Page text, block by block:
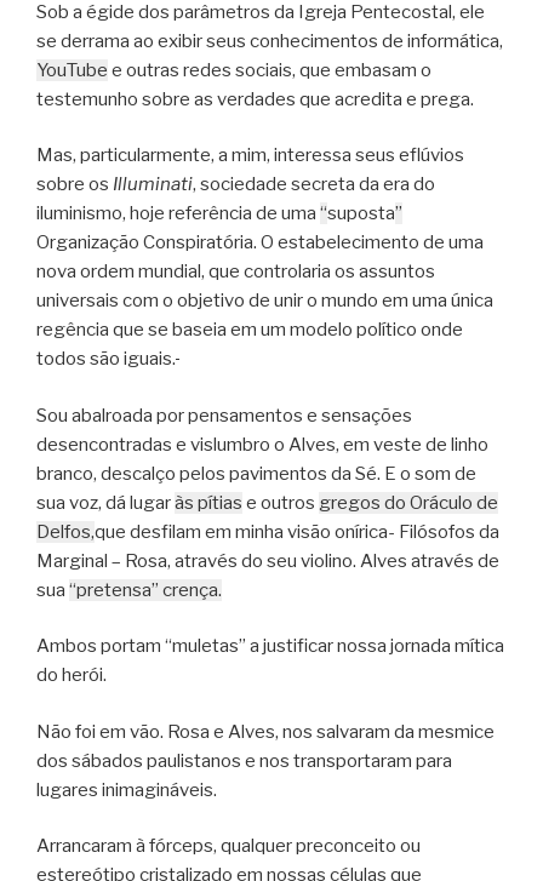
Sob a égide dos parâmetros da Igreja Pentecostal, ele
se derrama ao exibir seus conhecimentos de informática,
YouTube e outras redes sociais, que embasam o
testemunho sobre as verdades que acredita e prega.
Mas, particularmente, a mim, interessa seus eflúvios
sobre os Illuminati, sociedade secreta da era do
iluminismo, hoje referência de uma “suposta”
Organização Conspiratória. O estabelecimento de uma
nova ordem mundial, que controlaria os assuntos
universais com o objetivo de unir o mundo em uma única
regência que se baseia em um modelo político onde
todos são iguais.
Sou abalroada por pensamentos e sensações
desencontradas e vislumbro o Alves, em veste de linho
branco, descalço pelos pavimentos da Sé. E o som de
sua voz, dá lugaràs pítias e outros gregos do Oráculo de
Delfos,que desfilam em minha visão onírica- Filósofos da
Marginal – Rosa, através do seu violino. Alves através de
sua “pretensa” crença.
Ambos portam “muletas” a justificar nossa jornada mítica
do herói.
Não foi em vão. Rosa e Alves, nos salvaram da mesmice
dos sábados paulistanos e nos transportaram para
lugares inimagináveis.
Arrancaram à fórceps, qualquer preconceito ou
estereótipo cristalizado em nossas células que